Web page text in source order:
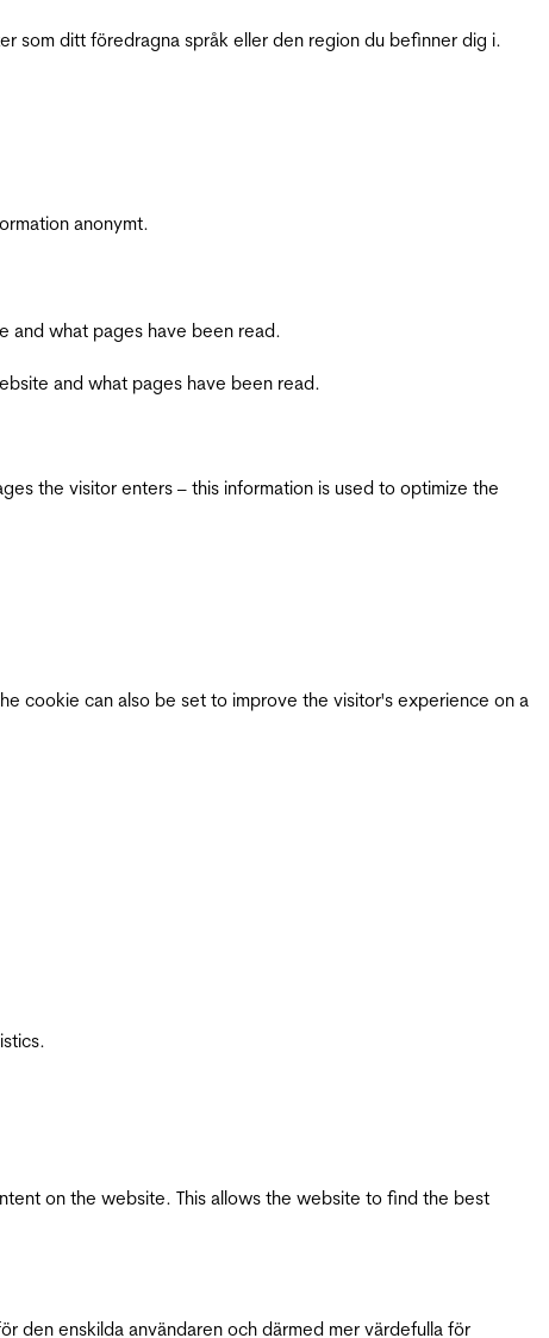
som ditt föredragna språk eller den region du befinner dig i.
anonymt.
and what pages have been read.
and what pages have been read.
the visitor enters – this information is used to optimize the
cookie can also be set to improve the visitor's experience on a
on the website. This allows the website to find the best
den enskilda användaren och därmed mer värdefulla för